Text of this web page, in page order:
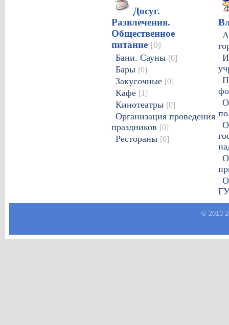
Досуг.
Развлечения.
Общественное
питание [0]
Бани. Сауны [0]
Бары [0]
Закусочные [0]
Кафе [1]
Кинотеатры [0]
Организация проведения
праздников [0]
Рестораны [0]
© 2013-